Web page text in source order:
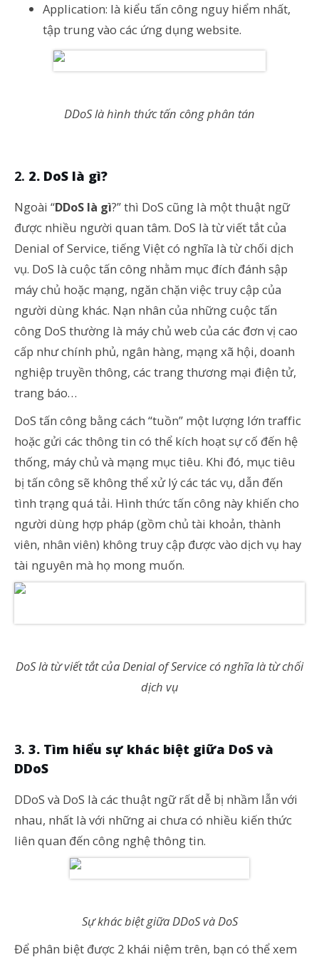
Application: là kiểu tấn công nguy hiểm nhất,
tập trung vào các ứng dụng website.
DDoS là hình thức tấn công phân tán
2. DoS là gì?
Ngoài “DDoS là gì?” thì DoS cũng là một thuật ngữ
được nhiều người quan tâm. DoS là từ viết tắt của
Denial of Service, tiếng Việt có nghĩa là từ chối dịch
vụ. DoS là cuộc tấn công nhằm mục đích đánh sập
máy chủ hoặc mạng, ngăn chặn việc truy cập của
người dùng khác. Nạn nhân của những cuộc tấn
công DoS thường là máy chủ web của các đơn vị cao
cấp như chính phủ, ngân hàng, mạng xã hội, doanh
nghiệp truyền thông, các trang thương mại điện tử,
trang báo…
DoS tấn công bằng cách “tuồn” một lượng lớn traffic
hoặc gửi các thông tin có thể kích hoạt sự cố đến hệ
thống, máy chủ và mạng mục tiêu. Khi đó, mục tiêu
bị tấn công sẽ không thể xử lý các tác vụ, dẫn đến
tình trạng quá tải. Hình thức tấn công này khiến cho
người dùng hợp pháp (gồm chủ tài khoản, thành
viên, nhân viên) không truy cập được vào dịch vụ hay
tài nguyên mà họ mong muốn.
DoS là từ viết tắt của Denial of Service có nghĩa là từ chối
dịch vụ
3. Tìm hiểu sự khác biệt giữa DoS và
DDoS
DDoS và DoS là các thuật ngữ rất dễ bị nhầm lẫn với
nhau, nhất là với những ai chưa có nhiều kiến thức
liên quan đến công nghệ thông tin.
Sự khác biệt giữa DDoS và DoS
Để phân biệt được 2 khái niệm trên, bạn có thể xem